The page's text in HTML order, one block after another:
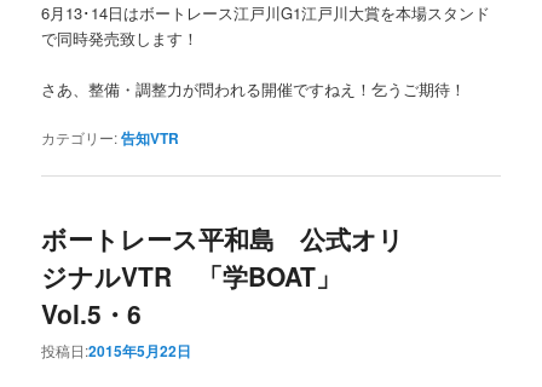
6月13･14日はボートレース江戸川G1江戸川大賞を本場スタンド
で同時発売致します！
さあ、整備・調整力が問われる開催ですねえ！乞うご期待！
カテゴリー:告知VTR
ボートレース平和島 公式オリ
ジナルVTR 「学BOAT」
Vol.5・6
投稿日:2015年5月22日